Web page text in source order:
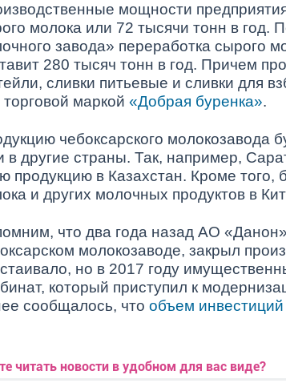
мощности
молока или 72 тысячи тонн в год.
завода» переработка сырого
280 тысяч тонн в год. Причем
сливки питьевые и сливки для
торговой маркой «Добрая буренка».
чебоксарского молокозавода
в другие страны. Так, например,
продукцию в Казахстан. Кроме того,
и других молочных продуктов в
что два года назад АО
молокозаводе, закрыл
но в 2017 году
который приступил к
сообщалось, что объем инвестиций
читать новости в удобном для вас виде?